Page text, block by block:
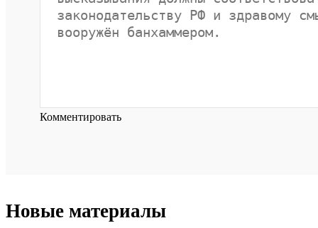
Комментировать
Новые материалы